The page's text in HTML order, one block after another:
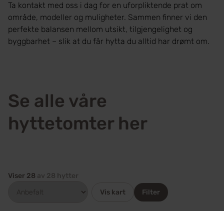
Ta kontakt med oss i dag for en uforpliktende prat om
område, modeller og muligheter. Sammen finner vi den
perfekte balansen mellom utsikt, tilgjengelighet og
byggbarhet – slik at du får hytta du alltid har drømt om.
Se alle våre
hyttetomter her
Viser 28 av 28 hytter
Vis kart
Filter